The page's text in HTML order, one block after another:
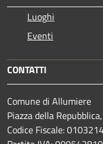
Luoghi
Eventi
CONTATTI
Comune di Allumiere
Piazza della
Codice Fiscale: